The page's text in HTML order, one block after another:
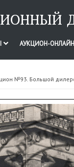
АУКЦИОН-ОНЛАЙН
№93. Большой